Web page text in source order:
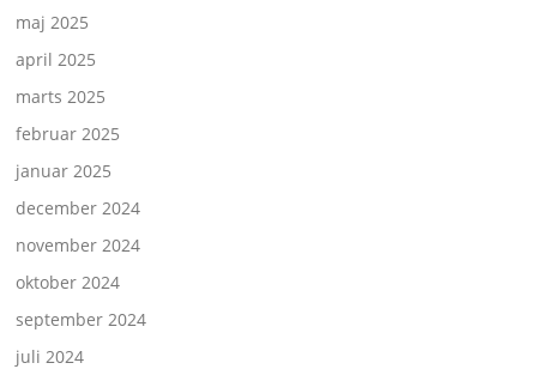
maj 2025
april 2025
marts 2025
februar 2025
januar 2025
december 2024
november 2024
oktober 2024
september 2024
juli 2024